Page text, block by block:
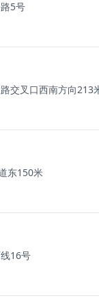
5号
交叉口西南方向213
东150米
16号